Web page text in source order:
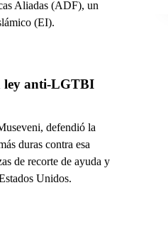
Aliadas (ADF), un
(EI).
ley anti-LGTBI
defendió la
duras contra esa
de recorte de ayuda y
Unidos.